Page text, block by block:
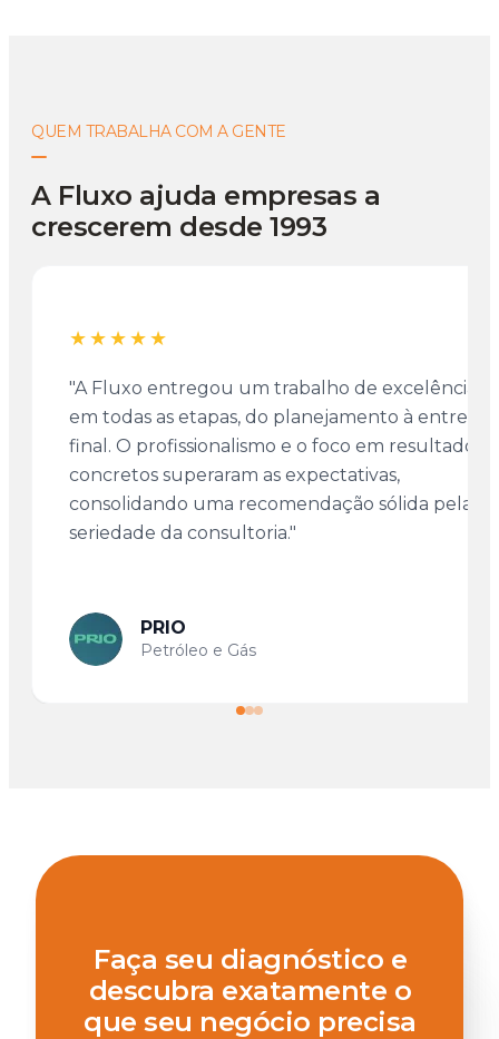
QUEM TRABALHA COM A GENTE
A Fluxo ajuda empresas a
crescerem desde 1993
★★★★★
"A Fluxo entregou um trabalho de excelência
em todas as etapas, do planejamento à entrega
final. O profissionalismo e o foco em resultados
concretos superaram as expectativas,
consolidando uma recomendação sólida pela
seriedade da consultoria."
PRIO
Petróleo e Gás
Faça seu diagnóstico e
descubra exatamente o
que seu negócio precisa